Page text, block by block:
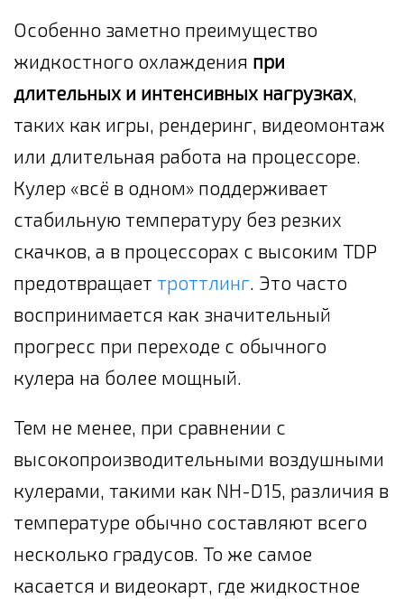
Особенно заметно преимущество
жидкостного охлаждения при
длительных и интенсивных нагрузках,
таких как игры, рендеринг, видеомонтаж
или длительная работа на процессоре.
Кулер «всё в одном» поддерживает
стабильную температуру без резких
скачков, а в процессорах с высоким TDP
предотвращает троттлинг. Это часто
воспринимается как значительный
прогресс при переходе с обычного
кулера на более мощный.
Тем не менее, при сравнении с
высокопроизводительными воздушными
кулерами, такими как NH-D15, различия в
температуре обычно составляют всего
несколько градусов. То же самое
касается и видеокарт, где жидкостное